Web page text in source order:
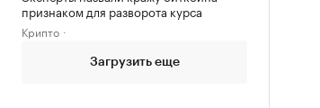
признаком для разворота курса
Крипто
Загрузить еще